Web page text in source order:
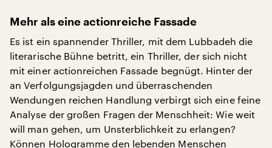
Mehr als eine actionreiche Fassade
Es ist ein spannender Thriller, mit dem Lubbadeh die
literarische Bühne betritt, ein Thriller, der sich nicht
mit einer actionreichen Fassade begnügt. Hinter der
an Verfolgungsjagden und überraschenden
Wendungen reichen Handlung verbirgt sich eine feine
Analyse der großen Fragen der Menschheit: Wie weit
will man gehen, um Unsterblichkeit zu erlangen?
Können Hologramme den lebenden Menschen